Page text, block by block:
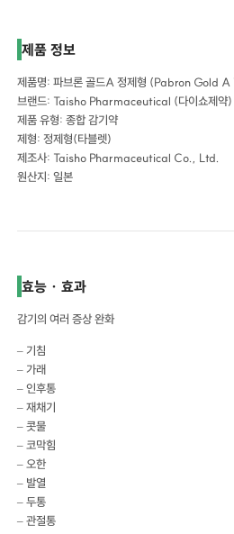
제품 정보
제품명: 파브론 골드A 정제형 (Pabron Gold
브랜드: Taisho Pharmaceutical (다이쇼제약)
제품 유형: 종합 감기약
제형: 정제형(타블렛)
제조사: Taisho Pharmaceutical Co., Ltd.
원산지: 일본
효능 · 효과
감기의 여러 증상 완화
– 기침
– 가래
– 인후통
– 재채기
– 콧물
– 코막힘
– 오한
– 발열
– 두통
– 관절통